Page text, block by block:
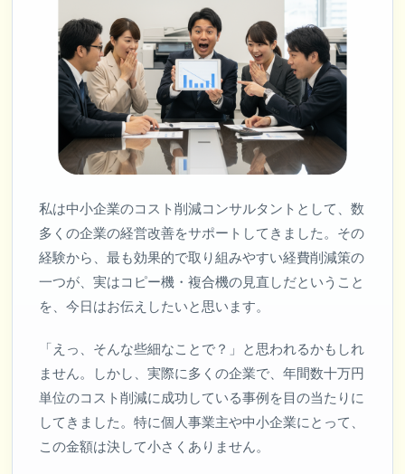
私は中小企業のコスト削減コンサルタントとして、数
多くの企業の経営改善をサポートしてきました。その
経験から、最も効果的で取り組みやすい経費削減策の
一つが、実はコピー機・複合機の見直しだということ
を、今日はお伝えしたいと思います。
「えっ、そんな些細なことで？」と思われるかもしれ
ません。しかし、実際に多くの企業で、年間数十万円
単位のコスト削減に成功している事例を目の当たりに
してきました。特に個人事業主や中小企業にとって、
この金額は決して小さくありません。